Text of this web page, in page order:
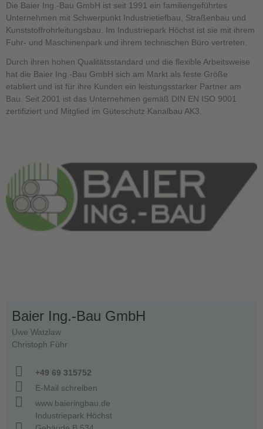
Die Baier Ing.-Bau GmbH ist seit 1991 ein familiengeführtes
Unternehmen mit Schwerpunkt Industrietiefbau, Straßenbau und
Kunststoffrohrleitungsbau. Im Industriepark Höchst ist sie mit ihrem
Fuhr- und Maschinenpark und ihrem technischen Büro vertreten.
Durch ihren hohen Qualitätsstandard und die flexible Arbeitsweise
hat die Baier Ing.-Bau GmbH sich am Markt als feste Größe
etabliert und ist für ihre Kunden ein leistungsstarker Partner am
Bau. Seit 2001 ist das Unternehmen gemäß DIN EN ISO 9001
zertifiziert und Mitglied im Güteschutz Kanalbau AK3.
Baier Ing.-Bau GmbH
Uwe Watzlaw
Christoph Führ
+49 69 315752
E-Mail schreiben
www.baieringbau.de
Industriepark Höchst